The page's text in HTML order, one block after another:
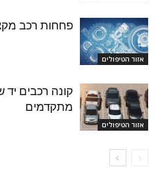
אזור הטיפולים
פחחות רכב
אזור הטיפולים
קונה רכבים יד
מתקדמים